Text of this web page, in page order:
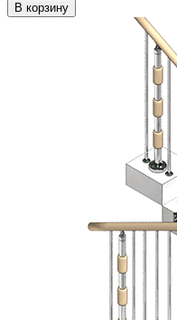
В корзину